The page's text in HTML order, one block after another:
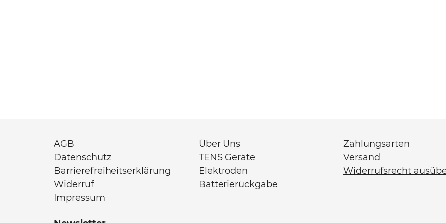
AGB
Datenschutz
Barrierefreiheitserklärung
Widerruf
Impressum
Über Uns
TENS Geräte
Elektroden
Batterierückgabe
Zahlungsarten
Versand
Widerrufsrecht